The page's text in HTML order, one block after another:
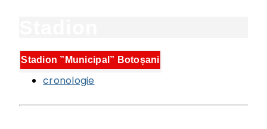
Stadion ”Municipal” Botoșani
cronologie